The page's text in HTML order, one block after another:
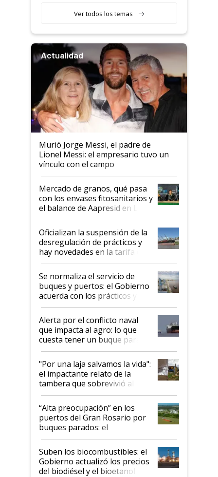
Ver todos los temas
Actualidad
Murió Jorge Messi, el padre de
Lionel Messi: el empresario tuvo un
vínculo con el campo
Mercado de granos, qué pasa
con los envases fitosanitarios y
el balance de Aapresid en La
Posta
Oficializan la suspensión de la
desregulación de prácticos y
hay novedades en la tarifa de
la hidrovía
Se normaliza el servicio de
buques y puertos: el Gobierno
acuerda con los prácticos y
suspende el decreto de
desregulación
Alerta por el conflicto naval
que impacta al agro: lo que
cuesta tener un buque parado
y el peligro de que Argentina
pase a ser "país sucio"
"Por una laja salvamos la vida":
el impactante relato de la
tambera que sobrevivió al
tornado
“Alta preocupación” en los
puertos del Gran Rosario por
buques parados: el
funcionamiento de las
exportadoras en tensión tras
la medida de fuerza de los
prácticos
Suben los biocombustibles: el
Gobierno actualizó los precios
del biodiésel y el bioetanol